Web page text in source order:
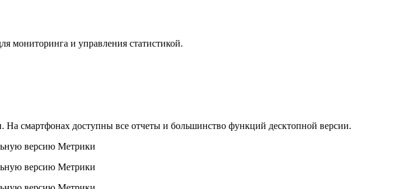
мониторинга и управления статистикой.
смартфонах доступны все отчеты и большинство функций десктопной версии.